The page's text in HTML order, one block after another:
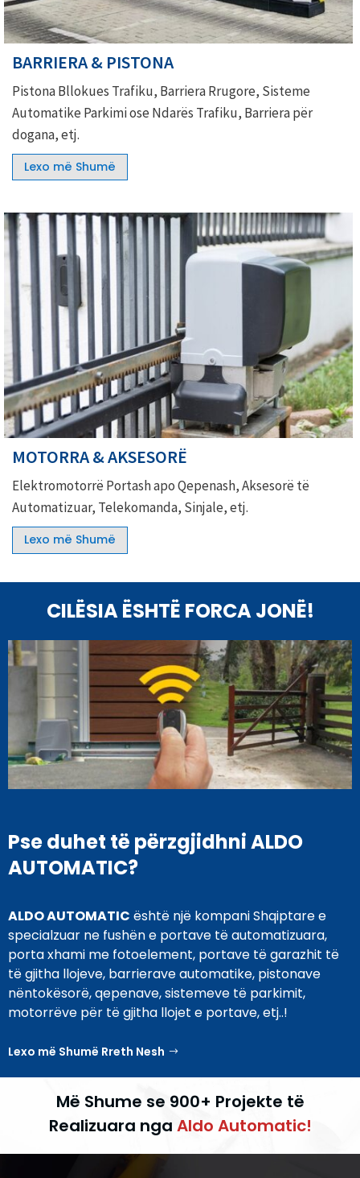
BARRIERA & PISTONA
Pistona Bllokues Trafiku, Barriera Rrugore, Sisteme
Automatike Parkimi ose Ndarës Trafiku, Barriera për
dogana, etj.
Lexo më Shumë
MOTORRA & AKSESORË
Elektromotorrë Portash apo Qepenash, Aksesorë të
Automatizuar, Telekomanda, Sinjale, etj.
Lexo më Shumë
CILËSIA ËSHTË FORCA JONË!
Pse duhet të përzgjidhni ALDO
AUTOMATIC?
ALDO AUTOMATIC është një kompani Shqiptare e
specialzuar ne fushën e portave të automatizuara,
porta xhami me fotoelement, portave të garazhit të
të gjitha llojeve, barrierave automatike, pistonave
nëntokësorë, qepenave, sistemeve të parkimit,
motorrëve për të gjitha llojet e portave, etj..!
Lexo më Shumë Rreth Nesh
Më Shume se 900+ Projekte të
Realizuara nga Aldo Automatic!